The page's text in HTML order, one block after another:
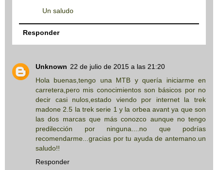
Un saludo
Responder
Unknown 22 de julio de 2015 a las 21:20
Hola buenas,tengo una MTB y quería iniciarme en
carretera,pero mis conocimientos son básicos por no
decir casi nulos,estado viendo por internet la trek
madone 2.5 la trek serie 1 y la orbea avant ya que son
las dos marcas que más conozco aunque no tengo
predilección por ninguna....no que podrías
recomendarme...gracias por tu ayuda de antemano.un
saludo!!
Responder